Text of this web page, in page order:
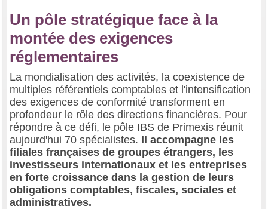
Un pôle stratégique face à la
montée des exigences
réglementaires
La mondialisation des activités, la coexistence de
multiples référentiels comptables et l'intensification
des exigences de conformité transforment en
profondeur le rôle des directions financières. Pour
répondre à ce défi, le pôle IBS de Primexis réunit
aujourd'hui 70 spécialistes. Il accompagne les
filiales françaises de groupes étrangers, les
investisseurs internationaux et les entreprises
en forte croissance dans la gestion de leurs
obligations comptables, fiscales, sociales et
administratives.